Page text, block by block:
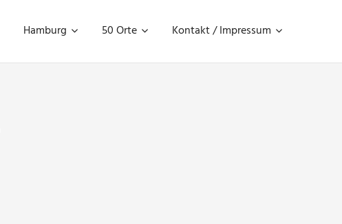
Hamburg 50 Orte Kontakt / Impressum